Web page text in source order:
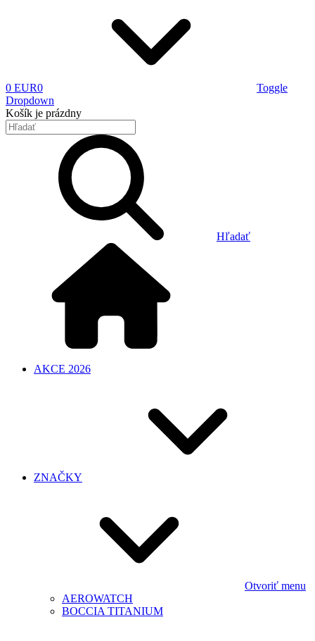
0 EUR0
Toggle
Dropdown
Košík je prázdny
Hľadať
AKCE 2026
ZNAČKY
Otvoriť menu
AEROWATCH
BOCCIA TITANIUM